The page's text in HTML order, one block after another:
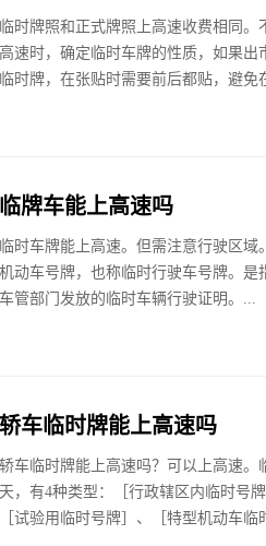
临时牌照和正式牌照上高速收费相同
高速时，确定临时车牌的性质，如果
临时牌，在张贴时需要前后都贴，避
临牌车能上高速吗
临时车牌能上高速。但需注意行驶区
机动车号牌，也称临时行驶车号牌。
车管部门发放的临时车辆行驶证明。...
轿车临时牌能上高速吗
轿车临时牌能上高速吗？可以上高速
天，有4种类型：［行政辖区内临时号
［试验用临时号牌］、［特型机动车临